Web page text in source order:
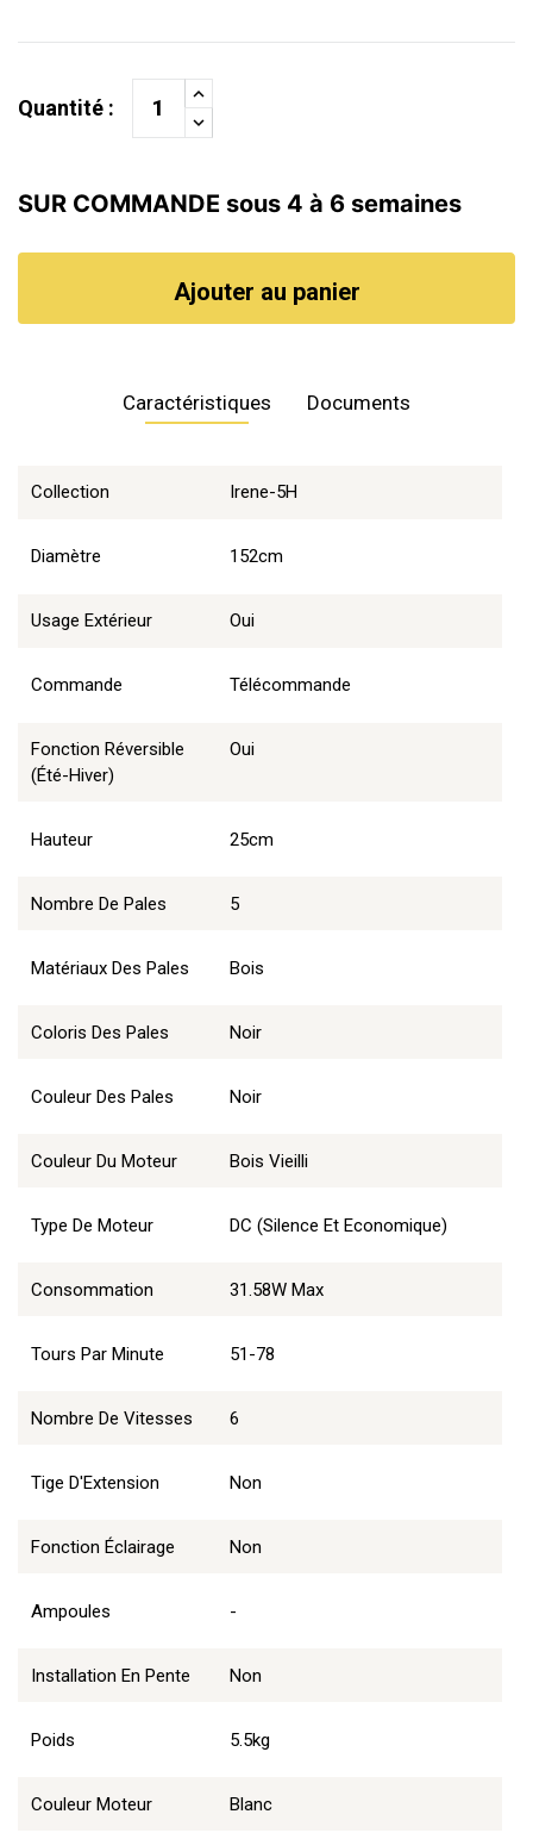
Quantité :
SUR COMMANDE sous 4 à 6 semaines
Ajouter au panier
Caractéristiques
Collection Irene-5H
Diamètre 152cm
Usage Extérieur Oui
Commande Télécommande
Fonction Réversible
(été-Hiver)
Oui
Hauteur 25cm
Nombre De Pales 5
Matériaux Des Pales Bois
Coloris Des Pales Noir
Couleur Des Pales Noir
Couleur Du Moteur Bois Vieilli
Type De Moteur DC (Silence Et Economique)
Consommation 31.58W Max
Tours Par Minute 51-78
Nombre De Vitesses 6
Tige D'Extension Non
Fonction Éclairage Non
Ampoules -
Installation En Pente Non
Poids 5.5kg
Couleur Moteur Blanc
Documents